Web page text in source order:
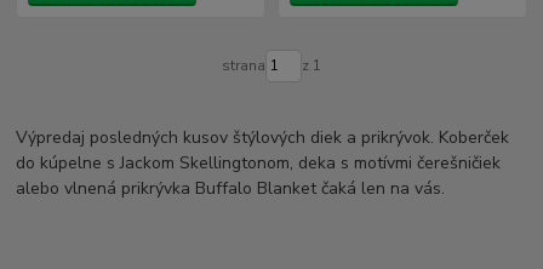
strana z 1
Výpredaj posledných kusov štýlových diek a prikrývok. Koberček
do kúpelne s Jackom Skellingtonom, deka s motívmi čerešničiek
alebo vlnená prikrývka Buffalo Blanket čaká len na vás.